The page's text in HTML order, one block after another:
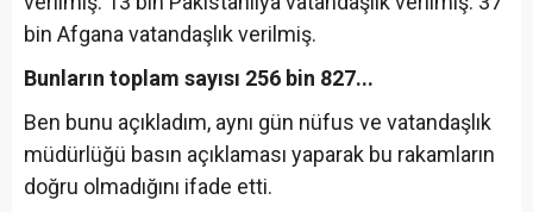
bin Afgana vatandaşlık verilmiş.
Bunların toplam sayısı 256 bin 827...
Ben bunu açıkladım, aynı gün nüfus ve vatandaşlık
müdürlüğü basın açıklaması yaparak bu rakamların
doğru olmadığını ifade etti.